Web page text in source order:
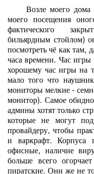
Возле моего
моего посещения
фактического
бильярдным стойлом)
посмотреть чё как там,
часа времени. Час
хорошему час игры на
мало того что
мониторы мелкие -
монитор). Самое
админы хотят только
которые не могут
провайдеру, чтобы
и варкрафт. Корпуса
офисные, наличие
больше всего
пиратские. Они же не